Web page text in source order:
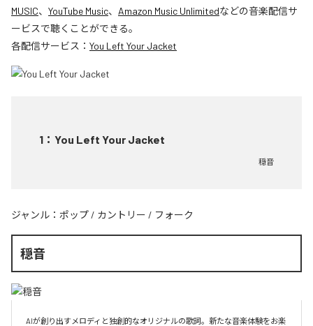
MUSIC、 YouTube Music、 Amazon Music Unlimitedなどの音楽配信サ
ービスで聴くことができる。
各配信サービス： You Left Your Jacket
1 ： You Left Your Jacket
穏音
ジャンル： ポップ / カントリー / フォーク
穏音
AIが創り出すメロディと独創的なオリジナルの歌詞。新たな音楽体験をお楽